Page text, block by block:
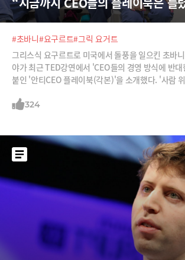
#초바니#요구르트#그릭 요거트
그리스식 요구르트로 미국에서 돌풍을 일으킨 초바
야가 최근 TED강연에서 'CEO들의 경영 방식에 반
붙인 '안티CEO 플레이북(각본)'을 소개했다. '사람
324